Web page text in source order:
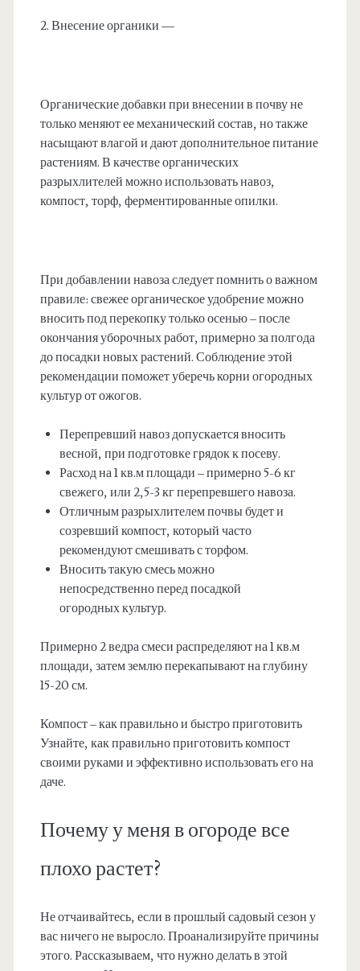
2. Внесение органики —
Органические добавки при внесении в почву не
только меняют ее механический состав, но также
насыщают влагой и дают дополнительное питание
растениям. В качестве органических
разрыхлителей можно использовать навоз,
компост, торф, ферментированные опилки.
При добавлении навоза следует помнить о важном
правиле: свежее органическое удобрение можно
вносить под перекопку только осенью – после
окончания уборочных работ, примерно за полгода
до посадки новых растений. Соблюдение этой
рекомендации поможет уберечь корни огородных
культур от ожогов.
Перепревший навоз допускается вносить
весной, при подготовке грядок к посеву.
Расход на 1 кв.м площади – примерно 5-6 кг
свежего, или 2,5-3 кг перепревшего навоза.
Отличным разрыхлителем почвы будет и
созревший компост, который часто
рекомендуют смешивать с торфом.
Вносить такую смесь можно
непосредственно перед посадкой
огородных культур.
Примерно 2 ведра смеси распределяют на 1 кв.м
площади, затем землю перекапывают на глубину
15-20 см.
Компост – как правильно и быстро приготовить
Узнайте, как правильно приготовить компост
своими руками и эффективно использовать его на
даче.
Почему у меня в огороде все
плохо растет?
Не отчаивайтесь, если в прошлый садовый сезон у
вас ничего не выросло. Проанализируйте причины
этого. Рассказываем, что нужно делать в этой